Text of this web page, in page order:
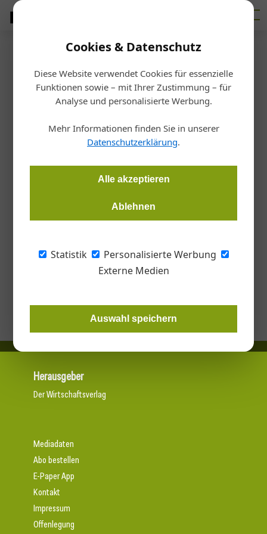
Cookies & Datenschutz
Diese Website verwendet Cookies für essenzielle
Funktionen sowie – mit Ihrer Zustimmung – für
Analyse und personalisierte Werbung.
Mehr Informationen finden Sie in unserer
Datenschutzerklärung.
Alle akzeptieren
Ablehnen
Statistik
Personalisierte Werbung
Externe Medien
Auswahl speichern
Firmenverzeichnis › AGY Werkzeughandel
AGY Werkzeughandel
Vinzenzg 49, 8020 Graz,
E-Mail:
info@agy.at
Tel:
+43 316 581267
Kategorien
Metallverarbeitung- und Werkzeugmaschinen
Herausgeber
Der Wirtschaftsverlag
Mediadaten
Abo bestellen
E-Paper App
Kontakt
Impressum
Offenlegung